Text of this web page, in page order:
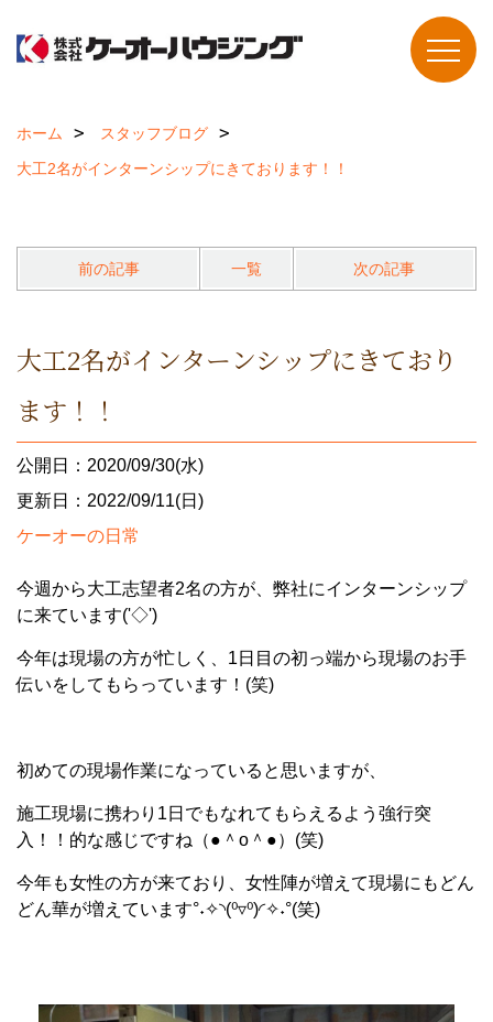
ホーム
スタッフブログ
大工2名がインターンシップにきております！！
前の記事 一覧 次の記事
大工2名がインターンシップにきており
ます！！
公開日：2020/09/30(水)
更新日：2022/09/11(日)
ケーオーの日常
今週から大工志望者2名の方が、弊社にインターンシップ
に来ています('◇')ゞ
今年は現場の方が忙しく、1日目の初っ端から現場のお手
伝いをしてもらっています！(笑)
初めての現場作業になっていると思いますが、
施工現場に携わり1日でもなれてもらえるよう強行突
入！！的な感じですね（●＾o＾●）(笑)
今年も女性の方が来ており、女性陣が増えて現場にもどん
どん華が増えています°˖✧◝(⁰▿⁰)◜✧˖°(笑)